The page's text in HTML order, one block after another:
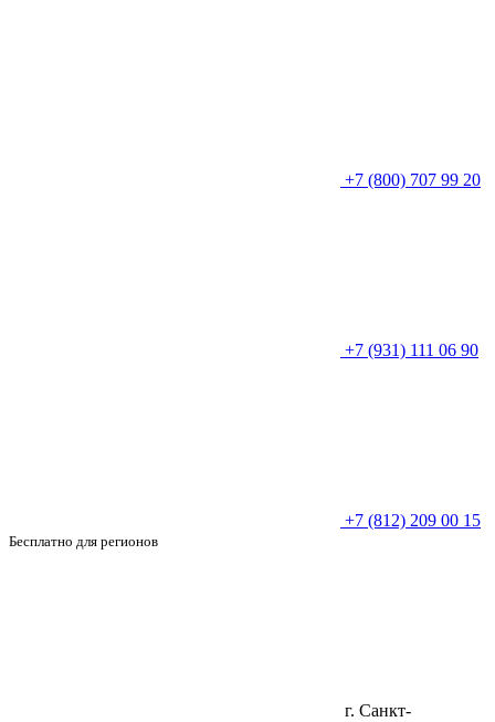
+7 (800) 707 99 20
+7 (931) 111 06 90
+7 (812) 209 00 15
Бесплатно для регионов
г. Санкт-